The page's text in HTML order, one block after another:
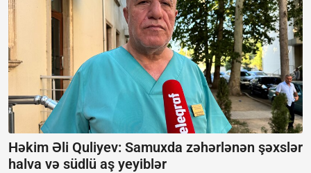
Həkim Əli Quliyev: Samuxda zəhərlənən şəxslər
halva və südlü aş yeyiblər